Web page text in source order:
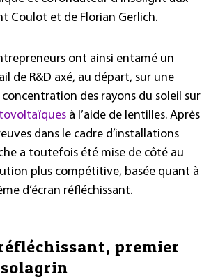
Coulot et de Florian Gerlich.
ont ainsi entamé un
de R&D axé, au départ, sur une
des rayons du soleil sur
à l’aide de lentilles. Après
dans le cadre d’installations
a toutefois été mise de côté au
plus compétitive, basée quant à
d’écran réfléchissant.
premier